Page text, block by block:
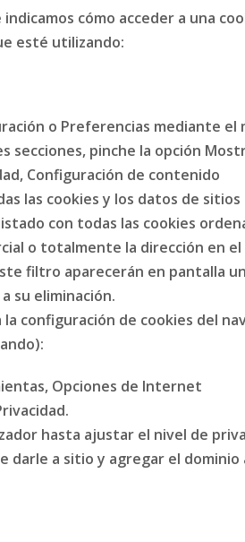
cómo acceder a una
esté utilizando:
o Preferencias mediante
secciones, pinche la opción
Configuración de contenido
las cookies y los datos de sitios
con todas las cookies
o totalmente la dirección en el
filtro aparecerán en pantalla
su eliminación.
la configuración de cookies del
Opciones de Internet
hasta ajustar el nivel de
darle a sitio y agregar el